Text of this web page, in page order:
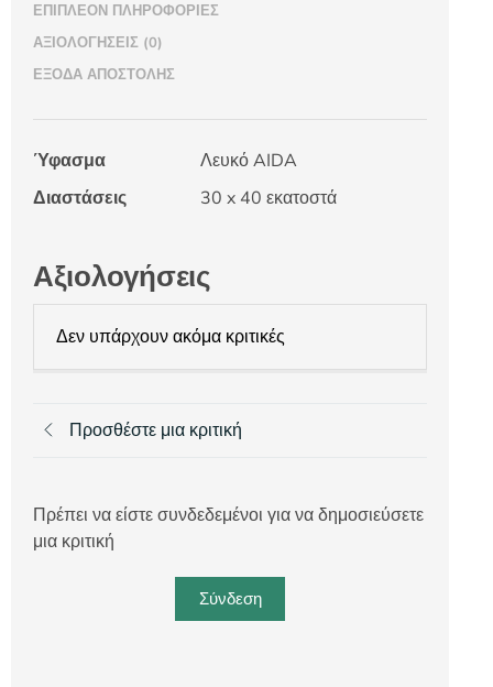
ΕΠΙΠΛΈΟΝ ΠΛΗΡΟΦΟΡΊΕΣ
ΑΞΙΟΛΟΓΉΣΕΙΣ (0)
ΈΞΟΔΑ ΑΠΟΣΤΟΛΉΣ
Ύφασμα
Λευκό AIDA
Διαστάσεις
30 x 40 εκατοστά
Αξιολογήσεις
Δεν υπάρχουν ακόμα κριτικές
Προσθέστε μια κριτική
Πρέπει να είστε συνδεδεμένοι για να δημοσιεύσετε
μια κριτική
Σύνδεση